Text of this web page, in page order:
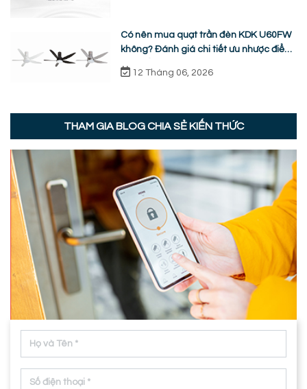
Có nên mua quạt trần đèn KDK U60FW
không? Đánh giá chi tiết ưu nhược điểm
thực tế
12 Tháng 06, 2026
THAM GIA BLOG CHIA SẺ KIẾN THỨC